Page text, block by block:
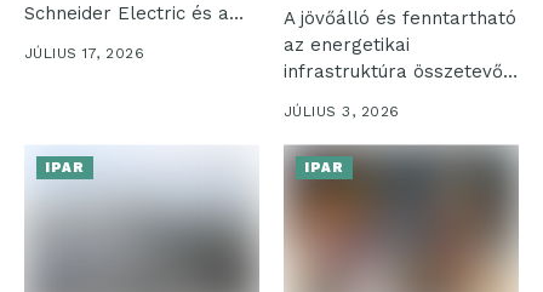
Schneider Electric és a
Hon Hai Technology...
JÚLIUS 17, 2026
A jövőálló és fenntartható
az energetikai
infrastruktúra összetevői,
szemléletváltás az
épületeink esetében,...
JÚLIUS 3, 2026
IPAR IPAR